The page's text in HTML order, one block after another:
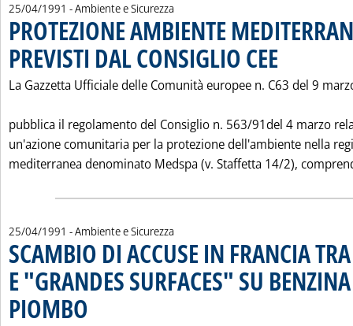
25/04/1991 - Ambiente e Sicurezza
PROTEZIONE AMBIENTE
PREVISTI DAL CONSIGLIO CEE
La Gazzetta Ufficiale delle Comunità europee n. C63 del 9
pubblica il regolamento del Consiglio n. 563/91del 4 marzo
un'azione comunitaria per la protezione dell'ambiente nella
mediterranea denominato Medspa (v. Staffetta 14/2),
25/04/1991 - Ambiente e Sicurezza
SCAMBIO DI ACCUSE IN FRANCIA
E "GRANDES SURFACES" SU
PIOMBO